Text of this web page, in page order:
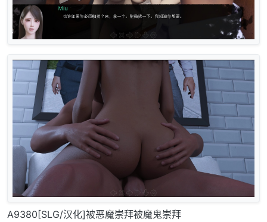
A9380[SLG/汉化]被恶魔崇拜被魔鬼崇拜